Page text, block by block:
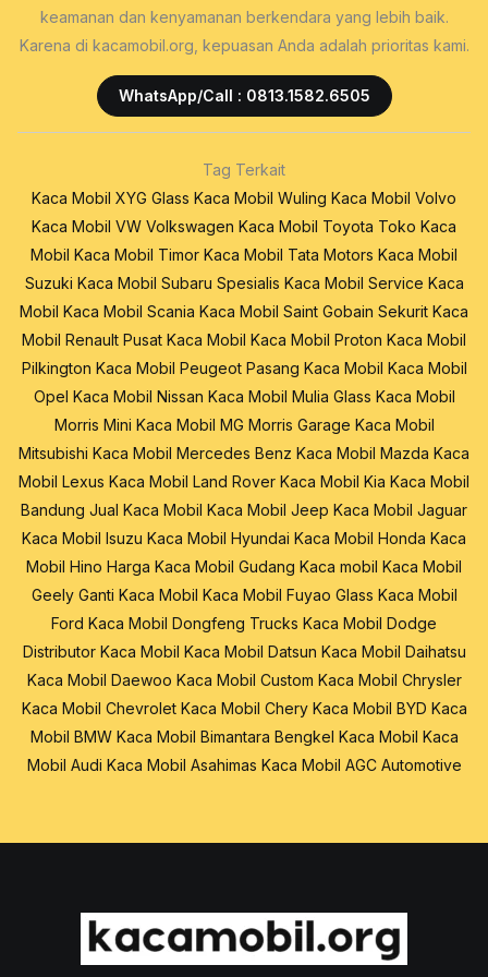
keamanan dan kenyamanan berkendara yang lebih baik.
Karena di kacamobil.org, kepuasan Anda adalah prioritas kami.
WhatsApp/Call : 0813.1582.6505
Tag Terkait
Kaca Mobil XYG Glass Kaca Mobil Wuling Kaca Mobil Volvo
Kaca Mobil VW Volkswagen Kaca Mobil Toyota Toko Kaca
Mobil Kaca Mobil Timor Kaca Mobil Tata Motors Kaca Mobil
Suzuki Kaca Mobil Subaru Spesialis Kaca Mobil Service Kaca
Mobil Kaca Mobil Scania Kaca Mobil Saint Gobain Sekurit Kaca
Mobil Renault Pusat Kaca Mobil Kaca Mobil Proton Kaca Mobil
Pilkington Kaca Mobil Peugeot Pasang Kaca Mobil Kaca Mobil
Opel Kaca Mobil Nissan Kaca Mobil Mulia Glass Kaca Mobil
Morris Mini Kaca Mobil MG Morris Garage Kaca Mobil
Mitsubishi Kaca Mobil Mercedes Benz Kaca Mobil Mazda Kaca
Mobil Lexus Kaca Mobil Land Rover Kaca Mobil Kia Kaca Mobil
Bandung Jual Kaca Mobil Kaca Mobil Jeep Kaca Mobil Jaguar
Kaca Mobil Isuzu Kaca Mobil Hyundai Kaca Mobil Honda Kaca
Mobil Hino Harga Kaca Mobil Gudang Kaca mobil Kaca Mobil
Geely Ganti Kaca Mobil Kaca Mobil Fuyao Glass Kaca Mobil
Ford Kaca Mobil Dongfeng Trucks Kaca Mobil Dodge
Distributor Kaca Mobil Kaca Mobil Datsun Kaca Mobil Daihatsu
Kaca Mobil Daewoo Kaca Mobil Custom Kaca Mobil Chrysler
Kaca Mobil Chevrolet Kaca Mobil Chery Kaca Mobil BYD Kaca
Mobil BMW Kaca Mobil Bimantara Bengkel Kaca Mobil Kaca
Mobil Audi Kaca Mobil Asahimas Kaca Mobil AGC Automotive